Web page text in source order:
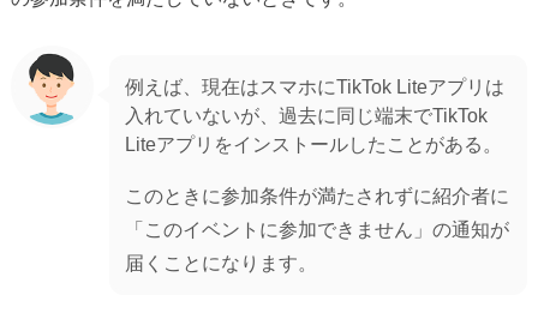
例えば、現在はスマホにTikTok Liteアプリは
入れていないが、過去に同じ端末でTikTok
Liteアプリをインストールしたことがある。
このときに参加条件が満たされずに紹介者に
「このイベントに参加できません」の通知が
届くことになります。